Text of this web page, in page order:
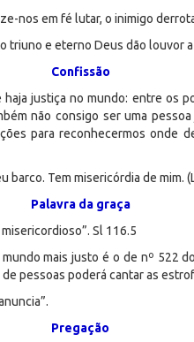
nos em fé lutar, o inimigo
triuno e eterno Deus dão louvor
Confissão
justiça no mundo: entre os
não consigo ser uma
para reconhecermos onde
barco. Tem misericórdia de mim.
Palavra da graça
Sl 116.5
mais justo é o de nº 522
pessoas poderá cantar as
Pregação